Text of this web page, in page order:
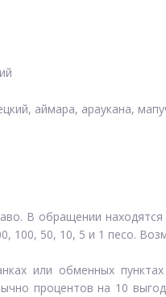
аймара, араукана,
В обращении
100, 50, 10, 5 и 1 песо.
или обменных
процентов на 10